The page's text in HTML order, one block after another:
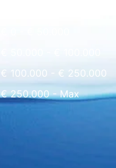
€ 100.000 - € 250.000
€ 250.000 - Max